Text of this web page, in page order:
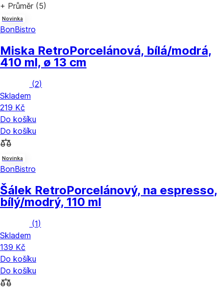
+ Průměr (5)
Novinka
BonBistro
Miska RetroPorcelánová, bílá/modrá,
410 ml, ø 13 cm
(2)
Skladem
219 Kč
Do košíku
Do košíku
Novinka
BonBistro
Šálek RetroPorcelánový, na espresso,
bílý/modrý, 110 ml
(1)
Skladem
139 Kč
Do košíku
Do košíku